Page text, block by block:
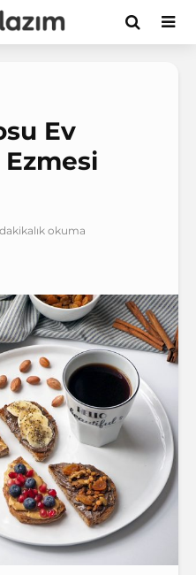
Ev
Ezmesi
okuma